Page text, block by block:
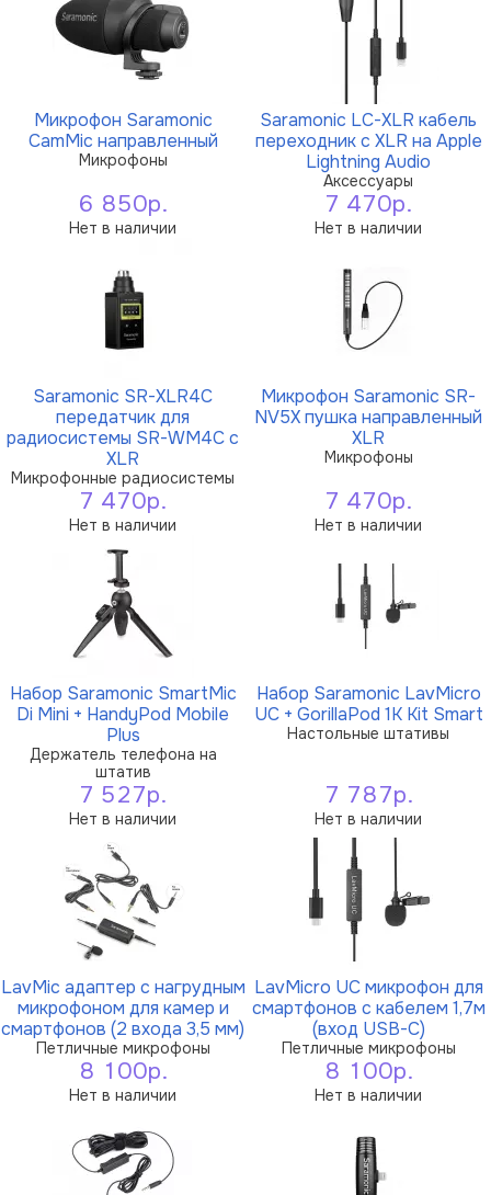
Микрофон Saramonic
CamMic направленный
Микрофоны
6 850р.
Нет в наличии
Saramonic LC-XLR кабель
переходник с XLR на Apple
Lightning Audio
Аксессуары
7 470р.
Нет в наличии
Saramonic SR-XLR4C
передатчик для
радиосистемы SR-WM4C с
XLR
Микрофонные радиосистемы
7 470р.
Нет в наличии
Микрофон Saramonic SR-
NV5X пушка направленный
XLR
Микрофоны
7 470р.
Нет в наличии
Набор Saramonic SmartMic
Di Mini + HandyPod Mobile
Plus
Держатель телефона на
штатив
7 527р.
Нет в наличии
Набор Saramonic LavMicro
UC + GorillaPod 1K Kit Smart
Настольные штативы
7 787р.
Нет в наличии
LavMic адаптер с нагрудным
микрофоном для камер и
смартфонов (2 входа 3,5 мм)
Петличные микрофоны
8 100р.
Нет в наличии
LavMicro UC микрофон для
смартфонов с кабелем 1,7м
(вход USB-C)
Петличные микрофоны
8 100р.
Нет в наличии